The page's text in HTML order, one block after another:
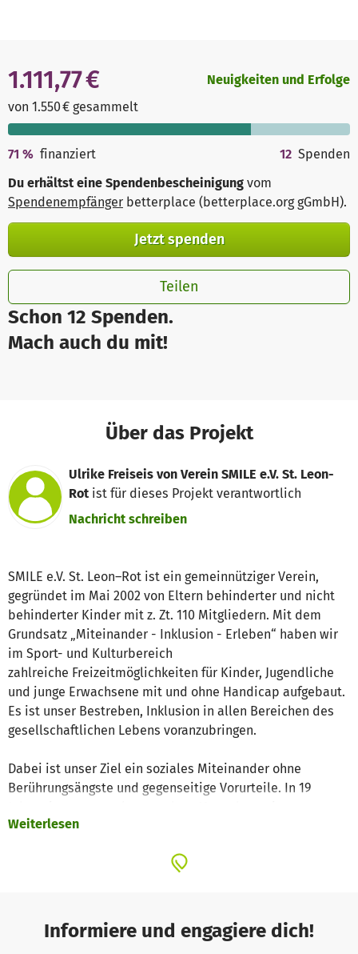
Schon 12 Spenden.
Mach auch du mit!
1.111,77 €
von 1.550 € gesammelt
Neuigkeiten und Erfolge
71 % finanziert 12 Spenden
Du erhältst eine Spendenbescheinigung vom
Spendenempfänger betterplace (betterplace.org gGmbH).
Jetzt spenden
Teilen
Über das Projekt
Ulrike Freiseis von Verein SMILE e.V. St. Leon-
Rot ist für dieses Projekt verantwortlich
Nachricht schreiben
SMILE e.V. St. Leon–Rot ist ein gemeinnütziger Verein,
gegründet im Mai 2002 von Eltern behinderter und nicht
behinderter Kinder mit z. Zt. 110 Mitgliedern. Mit dem
Grundsatz „Miteinander - Inklusion - Erleben“ haben wir
im Sport- und Kulturbereich
zahlreiche Freizeitmöglichkeiten für Kinder, Jugendliche
und junge Erwachsene mit und ohne Handicap aufgebaut.
Es ist unser Bestreben, Inklusion in allen Bereichen des
gesellschaftlichen Lebens voranzubringen.
Dabei ist unser Ziel ein soziales Miteinander ohne
Berührungsängste und gegenseitige Vorurteile. In 19
Beeinträchtigungen wahrgenommen werden und ins
die Vielfalt der Aktivitäten im Verein sind eine große
Handicap bei.
Weiterlesen
Informiere und engagiere dich!